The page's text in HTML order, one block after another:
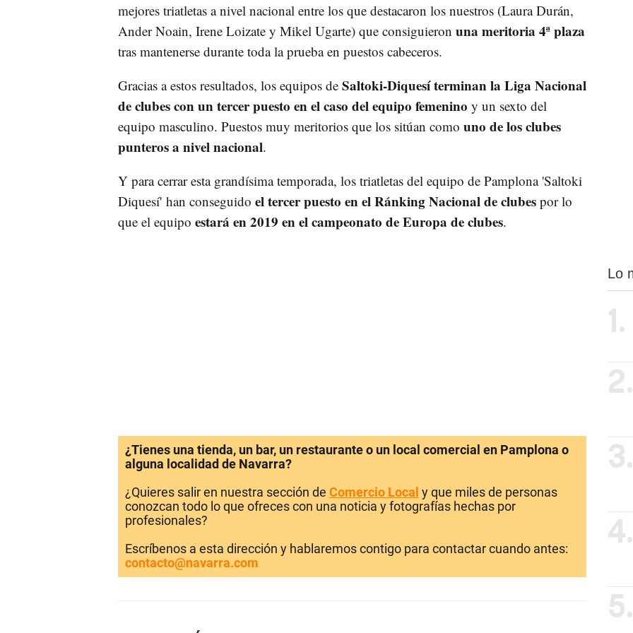
mejores triatletas a nivel nacional entre los que destacaron los nuestros (Laura Durán,
Ander Noain, Irene Loizate y Mikel Ugarte) que consiguieron una meritoria 4ª plaza
tras mantenerse durante toda la prueba en puestos cabeceros.
Gracias a estos resultados, los equipos deSaltoki-Diquesí terminan la Liga Nacional
de clubes con un tercer puesto en el caso del equipo femenino y un sexto del
equipo masculino. Puestos muy meritorios que los sitúan como uno de los clubes
punteros a nivel nacional.
Y para cerrar esta grandísima temporada, los triatletas del equipo de Pamplona 'Saltoki
Diquesí' han conseguido el tercer puesto en el Ránking Nacional de clubespor lo
que el equipo estará en 2019 en el campeonato de Europa de clubes.
¿Tienes una tienda, un bar, un restaurante o un local comercial en Pamplona o
alguna localidad de Navarra?
¿Quieres salir en nuestra sección de Comercio Local y que miles de personas
conozcan todo lo que ofreces con una noticia y fotografías hechas por
profesionales?
Escríbenos a esta dirección y hablaremos contigo para contactar cuando antes:
contacto@navarra.com
Lo
1.
2.
3.
4.
5.